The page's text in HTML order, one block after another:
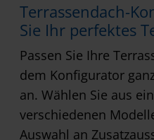
Terrassendach-
Sie Ihr perfektes
Passen Sie Ihre
dem Konfigurator
an. Wählen Sie aus
verschiedenen
Auswahl an